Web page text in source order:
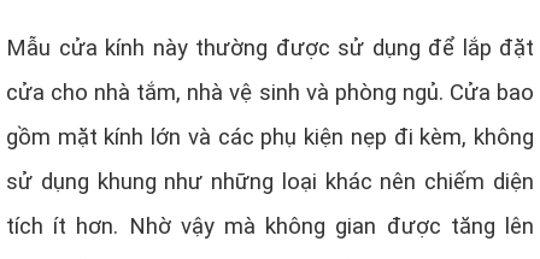
Mẫu cửa kính này thường được sử dụng để lắp đặt
cửa cho nhà tắm, nhà vệ sinh và phòng ngủ. Cửa bao
gồm mặt kính lớn và các phụ kiện nẹp đi kèm, không
sử dụng khung như những loại khác nên chiếm diện
tích ít hơn. Nhờ vậy mà không gian được tăng lên